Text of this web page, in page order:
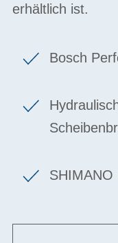
erhältlich ist.
Bosch
SHIMANO